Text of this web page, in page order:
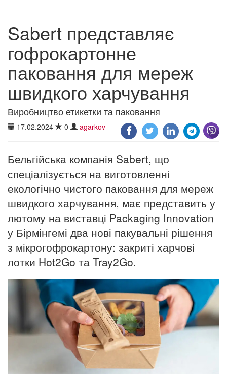
Sabert представляє
гофрокартонне
паковання для мереж
швидкого харчування
Виробництво етикетки та паковання
17.02.2024 0 agarkov
Бельгійська компанія Sabert, що
спеціалізується на виготовленні
екологічно чистого паковання для мереж
швидкого харчування, має представить у
лютому на виставці Packaging Innovation
у Бірмінгемі два нові пакувальні рішення
з мікрогофрокартону: закриті харчові
лотки Hot2Go та Tray2Go.